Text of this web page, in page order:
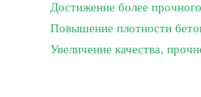
Достижение более
Повышение плотности
Увеличение качества,